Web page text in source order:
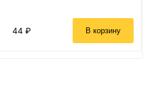
44 ₽ В корзину